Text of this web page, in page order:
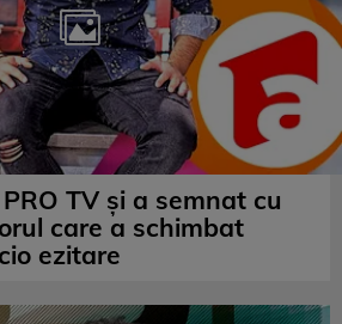
TV și a semnat cu
care a schimbat
ezitare